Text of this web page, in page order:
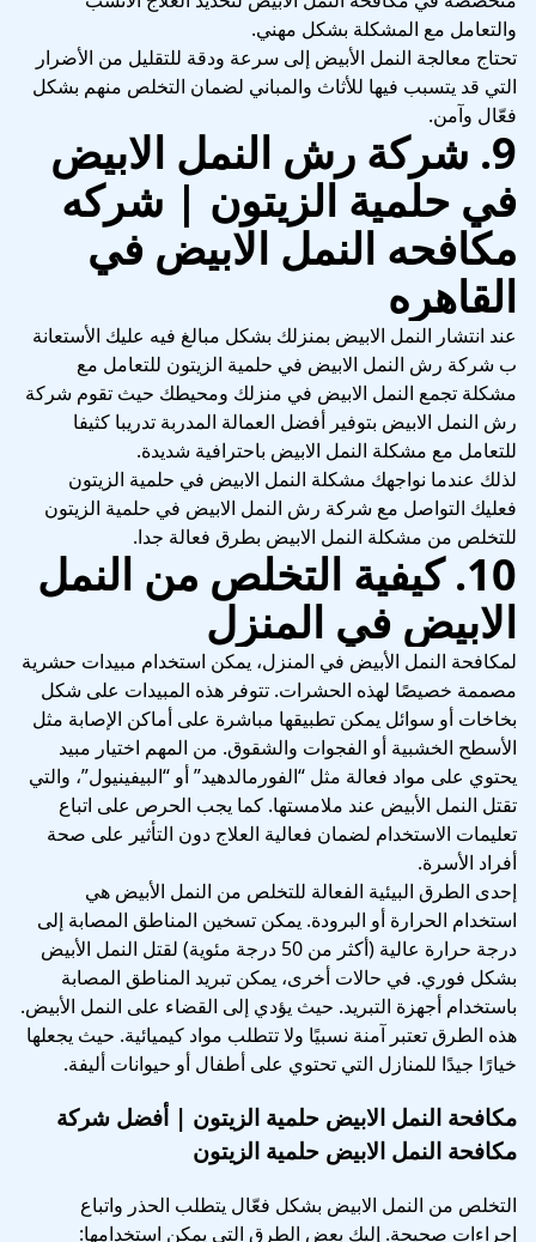
والتعامل مع المشكلة بشكل مهني.
تحتاج معالجة النمل الأبيض إلى سرعة ودقة للتقليل من الأضرار
التي قد يتسبب فيها للأثاث والمباني لضمان التخلص منهم بشكل
فعّال وآمن.
9. شركة رش النمل الابيض
في حلمية الزيتون | شركه
مكافحه النمل الابيض في
القاهره
عند انتشار النمل الابيض بمنزلك بشكل مبالغ فيه عليك الأستعانة
ب شركة رش النمل الابيض في حلمية الزيتون للتعامل مع
مشكلة تجمع النمل الابيض في منزلك ومحيطك حيث تقوم شركة
رش النمل الابيض بتوفير أفضل العمالة المدربة تدريبا كثيفا
للتعامل مع مشكلة النمل الابيض باحترافية شديدة.
لذلك عندما نواجهك مشكلة النمل الابيض في حلمية الزيتون
فعليك التواصل مع شركة رش النمل الابيض في حلمية الزيتون
للتخلص من مشكلة النمل الابيض بطرق فعالة جدا.
10. كيفية التخلص من النمل
الابيض في المنزل
لمكافحة النمل الأبيض في المنزل، يمكن استخدام مبيدات حشرية
مصممة خصيصًا لهذه الحشرات. تتوفر هذه المبيدات على شكل
بخاخات أو سوائل يمكن تطبيقها مباشرة على أماكن الإصابة مثل
الأسطح الخشبية أو الفجوات والشقوق. من المهم اختيار مبيد
يحتوي على مواد فعالة مثل “الفورمالدهيد” أو “البيفينيول”، والتي
تقتل النمل الأبيض عند ملامستها. كما يجب الحرص على اتباع
تعليمات الاستخدام لضمان فعالية العلاج دون التأثير على صحة
أفراد الأسرة.
إحدى الطرق البيئية الفعالة للتخلص من النمل الأبيض هي
استخدام الحرارة أو البرودة. يمكن تسخين المناطق المصابة إلى
درجة حرارة عالية (أكثر من 50 درجة مئوية) لقتل النمل الأبيض
بشكل فوري. في حالات أخرى، يمكن تبريد المناطق المصابة
باستخدام أجهزة التبريد. حيث يؤدي إلى القضاء على النمل الأبيض.
هذه الطرق تعتبر آمنة نسبيًا ولا تتطلب مواد كيميائية. حيث يجعلها
خيارًا جيدًا للمنازل التي تحتوي على أطفال أو حيوانات أليفة.
مكافحة النمل الابيض حلمية الزيتون | أفضل شركة
مكافحة النمل الابيض حلمية الزيتون
التخلص من النمل الابيض بشكل فعّال يتطلب الحذر واتباع
إجراءات صحيحة. إليك بعض الطرق التي يمكن استخدامها: